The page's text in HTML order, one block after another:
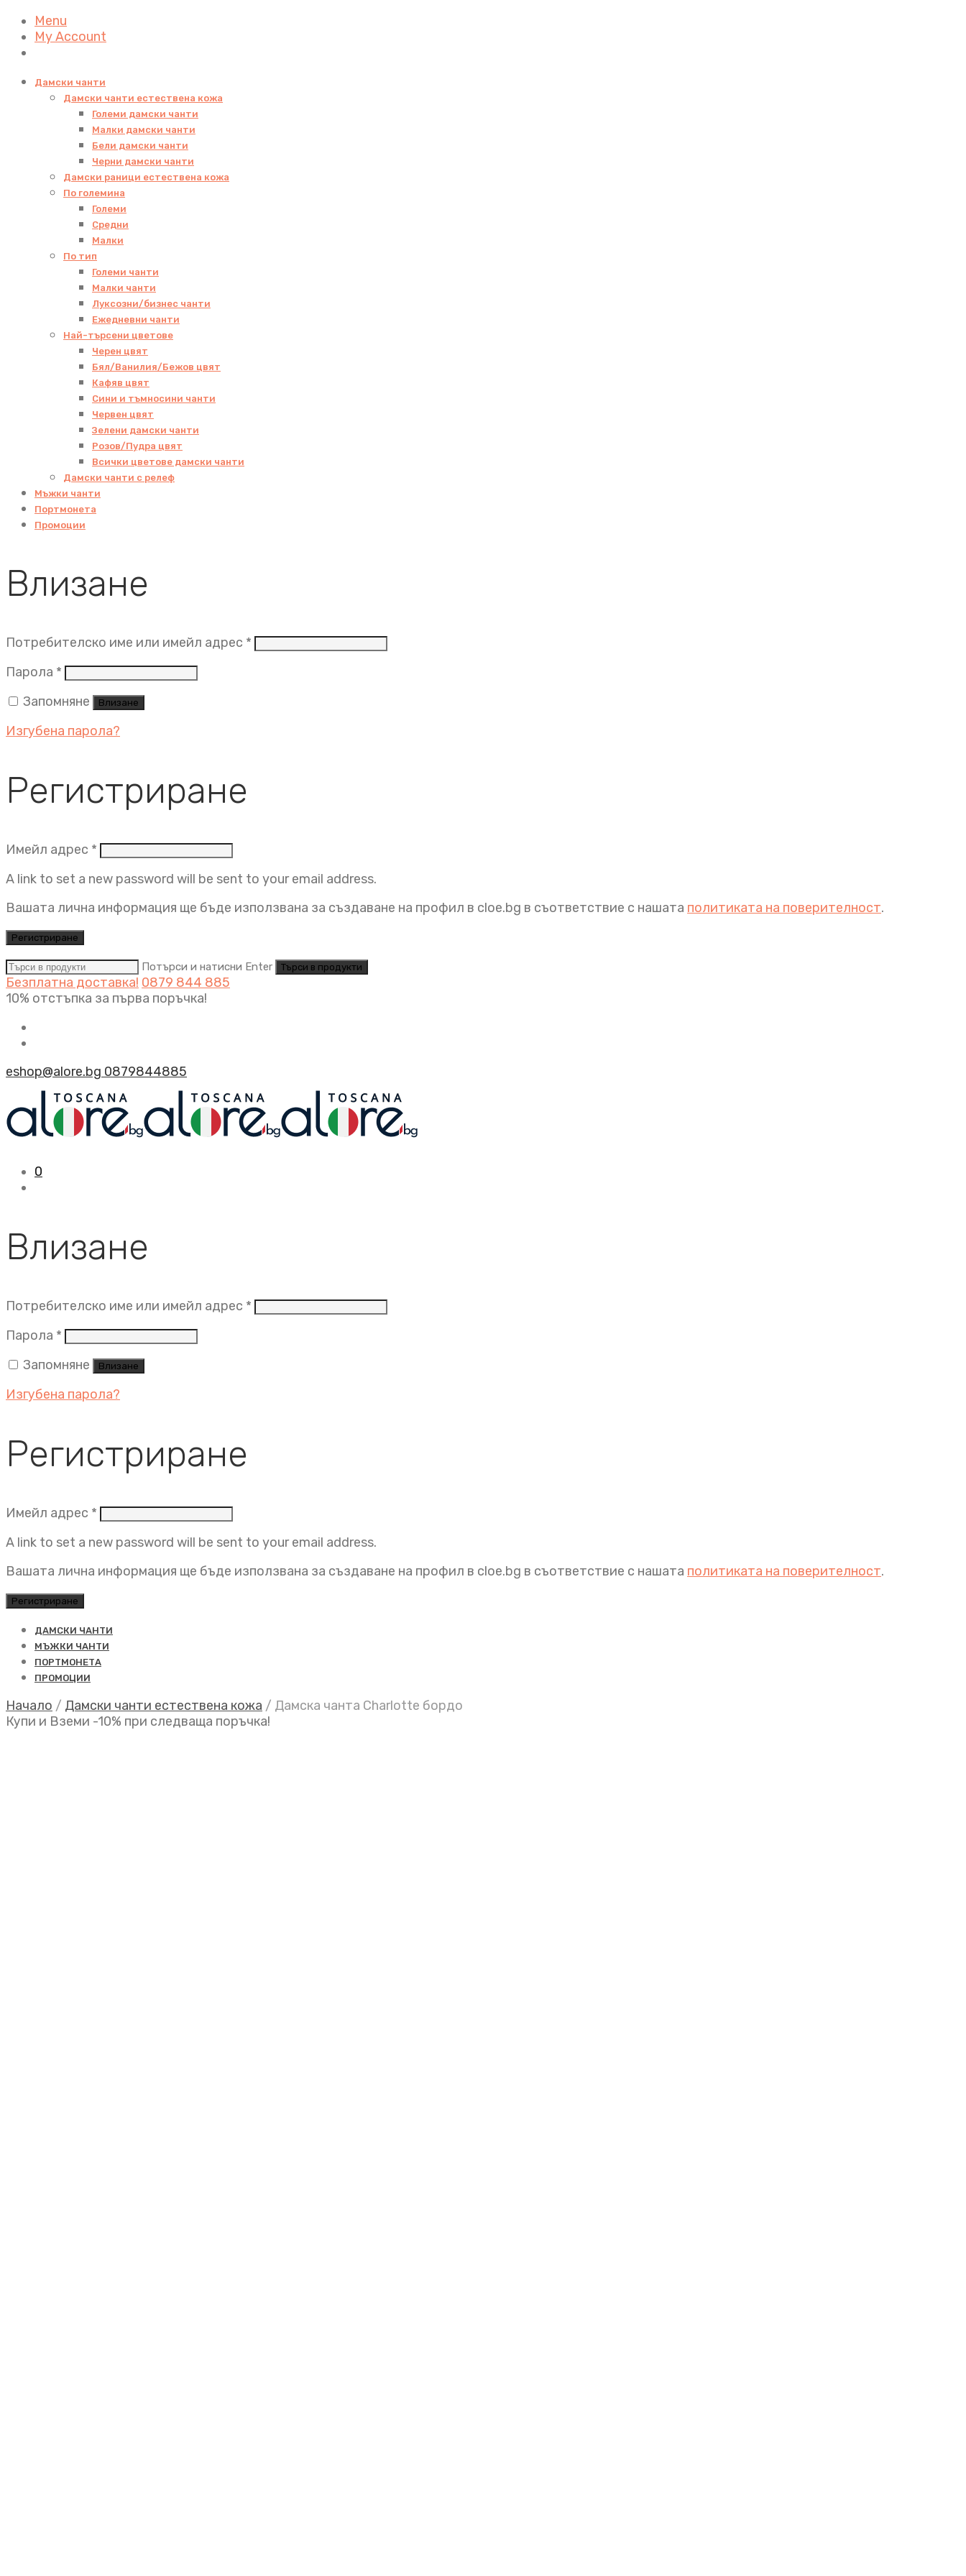
Menu
My Account
Дамски чанти
Дамски чанти естествена кожа
Големи дамски чанти
Малки дамски чанти
Бели дамски чанти
Черни дамски чанти
Дамски раници естествена кожа
По големина
Големи
Средни
Малки
По тип
Големи чанти
Малки чанти
Луксозни/бизнес чанти
Ежедневни чанти
Най-търсени цветове
Черен цвят
Бял/Ванилия/Бежов цвят
Кафяв цвят
Сини и тъмносини чанти
Червен цвят
Зелени дамски чанти
Розов/Пудра цвят
Всички цветове дамски чанти
Дамски чанти с релеф
Мъжки чанти
Портмонета
Промоции
Влизане
Потребителско име или имейл адрес * Задължително
Парола * Задължително
Запомняне
Влизане
Изгубена парола?
Регистриране
Имейл адрес * Задължително
A link to set a new password will be sent to your email address.
Вашата лична информация ще бъде използвана за създаване на профил в cloe.bg в съответствие с нашата политиката на поверителност.
Регистриране
Потърси и натисни Enter
Безплатна доставка! 0879 844 885
10% отстъпка за първа поръчка!
eshop@alore.bg 0879844885
0
Влизане
Потребителско име или имейл адрес * Задължително
Парола * Задължително
Запомняне
Влизане
Изгубена парола?
Регистриране
Имейл адрес * Задължително
A link to set a new password will be sent to your email address.
Вашата лична информация ще бъде използвана за създаване на профил в cloe.bg в съответствие с нашата политиката на поверителност.
Регистриране
ДАМСКИ ЧАНТИ
МЪЖКИ ЧАНТИ
ПОРТМОНЕТА
ПРОМОЦИИ
Начало / Дамски чанти естествена кожа / Дамска чанта Charlotte бордо
Купи и Вземи -10% при следваща поръчка!